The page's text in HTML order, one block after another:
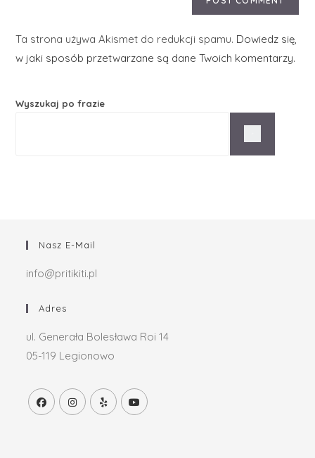
Ta strona używa Akismet do redukcji spamu. Dowiedz się,
w jaki sposób przetwarzane są dane Twoich komentarzy.
Wyszukaj po frazie
Nasz E-Mail
info@pritikiti.pl
Adres
ul. Generała Bolesława Roi 14
05-119 Legionowo